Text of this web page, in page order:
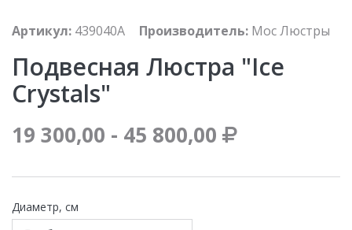
Артикул: 439040A Производитель: Мос Люстры
Подвесная Люстра "Ice
Crystals"
19 300,00 - 45 800,00
Диаметр, см